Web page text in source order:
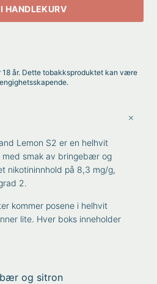
HANDLEKURV
18 år. Dette tobakksproduktet kan være
Lemon S2 er en helhvit
med smak av bringebær og
nikotininnhold på 8,3 mg/g,
2.
kommer posene i helhvit
lite. Hver boks inneholder
og sitron